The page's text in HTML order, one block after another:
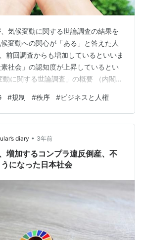
気候変動に関する世論調査の結果を
変動への関心が「ある」と答えた人
前回調査からも増加しているといいま
社会」の認知度が上昇しているとい
動に関する世論調査」の概要 （内閣府
では、「農作物の収量・品質の低下
が86％と最も多く、「気象災害の増
雨や暴風によるインフラ被害」
いいます。この夏の歴史的な猛暑に
高騰が影響したのではないかと分析
。 気候変動や生物多様…
#規制 #秩序 #ビジネスと人権
diary • 3年前
増加するコンプラ違反倒産、不
になった日本社会